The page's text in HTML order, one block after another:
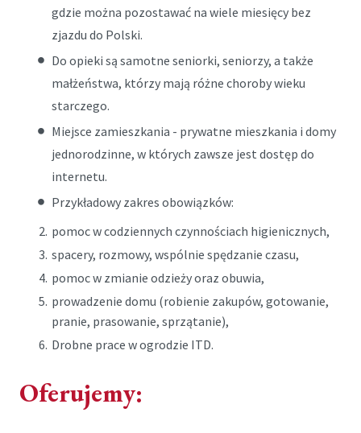
gdzie można pozostawać na wiele miesięcy bez
zjazdu do Polski.
Do opieki są samotne seniorki, seniorzy, a także
małżeństwa, którzy mają różne choroby wieku
starczego.
Miejsce zamieszkania - prywatne mieszkania i domy
jednorodzinne, w których zawsze jest dostęp do
internetu.
Przykładowy zakres obowiązków:
pomoc w codziennych czynnościach higienicznych,
spacery, rozmowy, wspólnie spędzanie czasu,
pomoc w zmianie odzieży oraz obuwia,
prowadzenie domu (robienie zakupów, gotowanie,
pranie, prasowanie, sprzątanie),
Drobne prace w ogrodzie ITD.
Oferujemy: